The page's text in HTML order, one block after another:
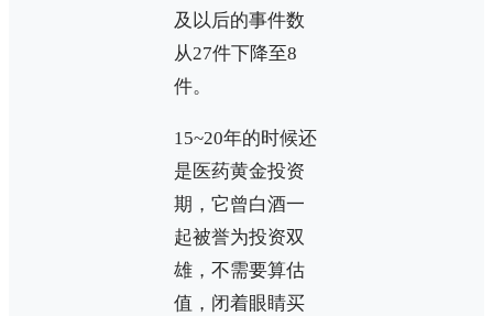
及以后的事件数
从27件下降至8
件。
15~20年的时候还
是医药黄金投资
期，它曾白酒一
起被誉为投资双
雄，不需要算估
值，闭着眼睛买